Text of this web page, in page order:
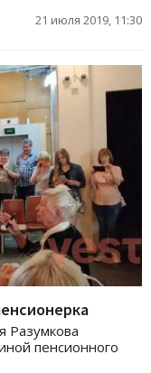
21 июля 2019, 11:30
Разумкова
пенсионного